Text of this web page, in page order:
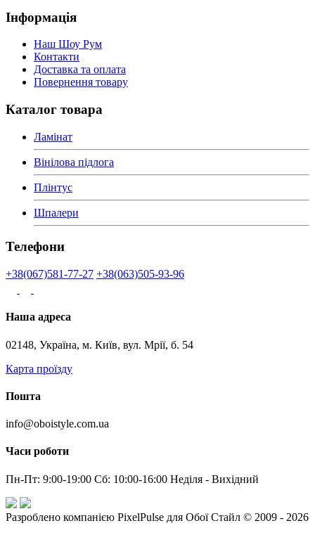
Інформація
Наш Шоу Рум
Контакти
Доставка та оплата
Повернення товару
Каталог товара
Ламінат
Вінілова підлога
Плінтус
Шпалери
Телефони
+38(067)581-77-27 +38(063)505-93-96
Наша адреса
02148, Україна, м. Київ, вул. Мрії, б. 54
Карта проїзду
Пошта
info@oboistyle.com.ua
Часи роботи
Пн-Пт: 9:00-19:00 Сб: 10:00-16:00 Неділя - Вихідний
Разроблено компанією PixelPulse для Обої Стайл © 2009 - 2026